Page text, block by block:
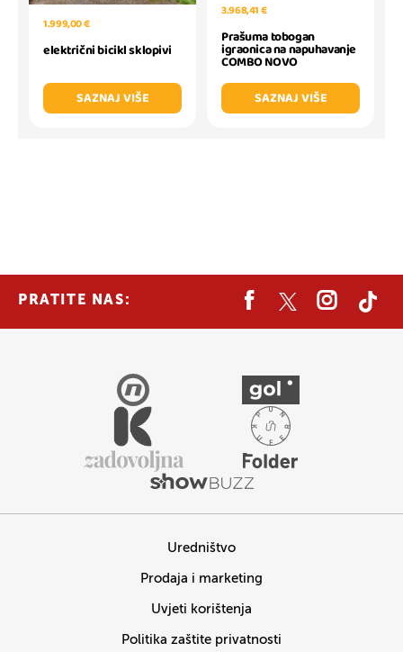
1.999,00 €
električni bicikl sklopivi
SAZNAJ VIŠE
3.968,41 €
Prašuma tobogan
igraonica na napuhavanje
COMBO NOVO
SAZNAJ VIŠE
PRATITE NAS:
Uredništvo
Prodaja i marketing
Uvjeti korištenja
Politika zaštite privatnosti